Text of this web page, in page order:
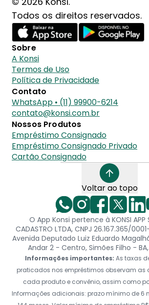
Todos os direitos reservados.
Sobre
A Konsi
Termos de Uso
Política de Privacidade
Contato
WhatsApp • (11) 99900-6214
contato@konsi.com.br
Nossos Produtos
Empréstimo Consignado
Empréstimo Consignado Privado
Cartão Consignado
Voltar ao topo
O App Konsi pertence à KONSI APP
CADASTRO LTDA, CNPJ 26.167.365/
Avenida Deputado Luiz Eduardo
Andar 2 - Centro, Simões Filho -
Informações importantes: As taxas
praticados nos empréstimos observam as
cada produto e convênio, assim como
Informações adicionais: prazo mínimo de 6